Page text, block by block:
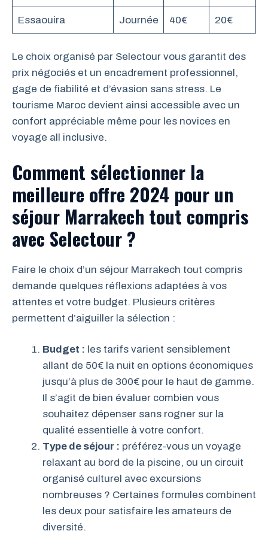
Essaouira Journée 40€ 20€
Le choix organisé par Selectour vous garantit des
prix négociés et un encadrement professionnel,
gage de fiabilité et d’évasion sans stress. Le
tourisme Maroc devient ainsi accessible avec un
confort appréciable même pour les novices en
voyage all inclusive.
Comment sélectionner la
meilleure offre 2024 pour un
séjour Marrakech tout compris
avec Selectour ?
Faire le choix d’un séjour Marrakech tout compris
demande quelques réflexions adaptées à vos
attentes et votre budget. Plusieurs critères
permettent d’aiguiller la sélection :
Budget : les tarifs varient sensiblement
allant de 50€ la nuit en options économiques
jusqu’à plus de 300€ pour le haut de gamme.
Il s’agit de bien évaluer combien vous
souhaitez dépenser sans rogner sur la
qualité essentielle à votre confort.
Type de séjour : préférez-vous un voyage
relaxant au bord de la piscine, ou un circuit
organisé culturel avec excursions
nombreuses ? Certaines formules combinent
les deux pour satisfaire les amateurs de
diversité.